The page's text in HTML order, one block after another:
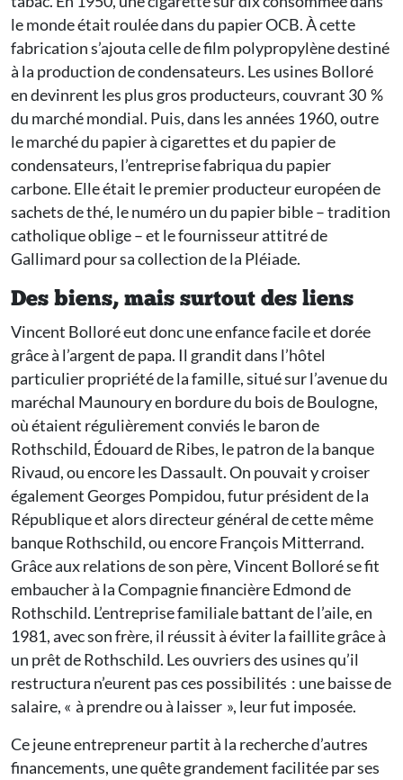
le monde était roulée dans du papier OCB. À cette
fabrication s’ajouta celle de film polypropylène destiné
à la production de condensateurs. Les usines Bolloré
en devinrent les plus gros producteurs, couvrant 30 %
du marché mondial. Puis, dans les années 1960, outre
le marché du papier à cigarettes et du papier de
condensateurs, l’entreprise fabriqua du papier
carbone. Elle était le premier producteur européen de
sachets de thé, le numéro un du papier bible – tradition
catholique oblige – et le fournisseur attitré de
Gallimard pour sa collection de la Pléiade.
Des biens, mais surtout des liens
Vincent Bolloré eut donc une enfance facile et dorée
grâce à l’argent de papa. Il grandit dans l’hôtel
particulier propriété de la famille, situé sur l’avenue du
maréchal Maunoury en bordure du bois de Boulogne,
où étaient régulièrement conviés le baron de
Rothschild, Édouard de Ribes, le patron de la banque
Rivaud, ou encore les Dassault. On pouvait y croiser
également Georges Pompidou, futur président de la
République et alors directeur général de cette même
banque Rothschild, ou encore François Mitterrand.
Grâce aux relations de son père, Vincent Bolloré se fit
embaucher à la Compagnie financière Edmond de
Rothschild. L’entreprise familiale battant de l’aile, en
1981, avec son frère, il réussit à éviter la faillite grâce à
un prêt de Roths­child. Les ouvriers des usines qu’il
restructura n’eurent pas ces possibilités : une baisse de
salaire, « à prendre ou à laisser », leur fut imposée.
Ce jeune entrepreneur partit à la recherche d’autres
financements, une quête grandement facilitée par ses